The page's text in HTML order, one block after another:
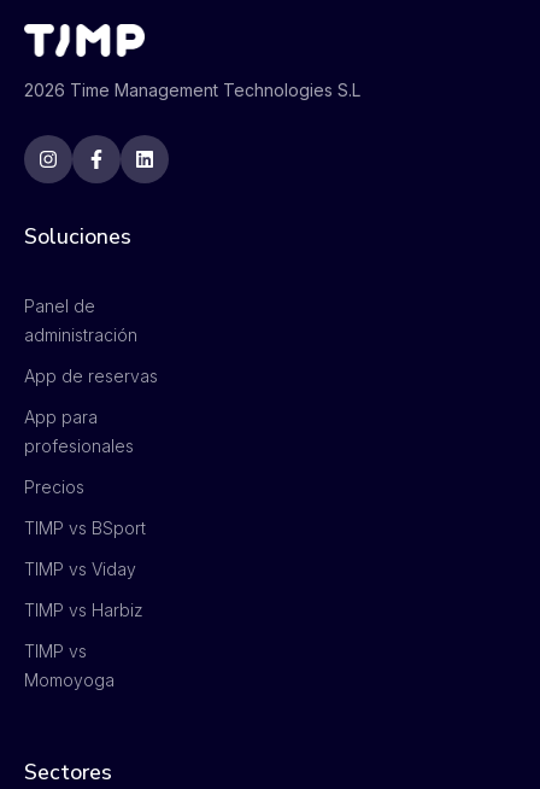
2026 Time Management Technologies S.L
Soluciones
Panel de
administración
App de reservas
App para
profesionales
Precios
TIMP vs BSport
TIMP vs Viday
TIMP vs Harbiz
TIMP vs
Momoyoga
Sectores